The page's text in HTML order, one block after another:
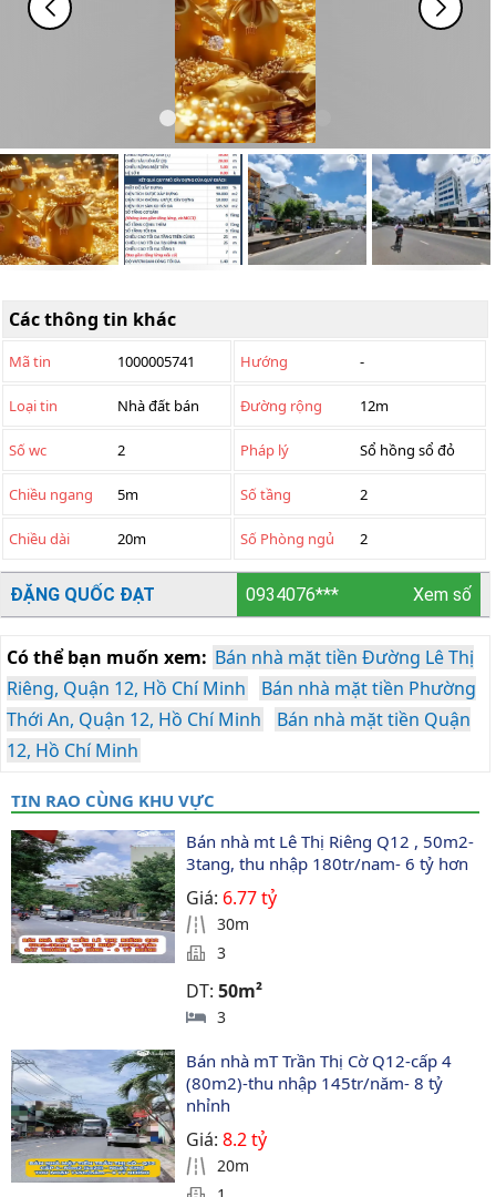
Các thông tin khác
Mã tin 1000005741 Hướng -
Loại tin Nhà đất bán Đường rộng 12m
Số wc 2 Pháp lý Sổ hồng sổ đỏ
Chiều ngang 5m Số tầng 2
Chiều dài 20m Số Phòng ngủ 2
ĐẶNG QUỐC ĐẠT 0934076*** Xem số
Có thể bạn muốn xem: Bán nhà mặt tiền Đường Lê Thị
Riêng, Quận 12, Hồ Chí Minh
Bán nhà mặt tiền Phường
Thới An, Quận 12, Hồ Chí Minh
Bán nhà mặt tiền Quận
12, Hồ Chí Minh
TIN RAO CÙNG KHU VỰC
Bán nhà mt Lê Thị Riêng Q12 , 50m2-
3tang, thu nhập 180tr/nam- 6 tỷ hơn
Giá: 6.77 tỷ
30m
3
DT:50m²
3
Bán nhà mT Trần Thị Cờ Q12-cấp 4
(80m2)-thu nhập 145tr/năm- 8 tỷ
nhỉnh
Giá:8.2 tỷ
20m